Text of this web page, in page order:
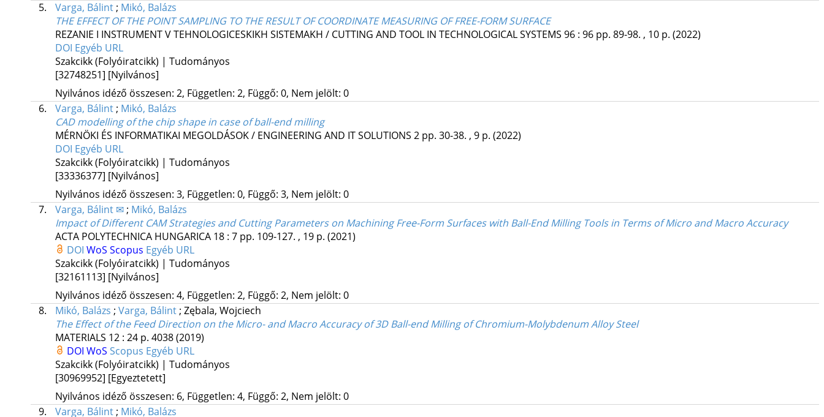
5.
Varga, Bálint; Mikó, Balázs
THE EFFECT OF THE POINT SAMPLING TO THE RESULT OF COORDINATE MEASURING OF FREE-FORM SURFACE
REZANIE I INSTRUMENT V TEHNOLOGICESKIKH SISTEMAKH / CUTTING AND TOOL IN TECHNOLOGICAL SYSTEMS 96: 96 pp. 89-98. , 10 p. (2022)
DOI Egyéb URL
Szakcikk (Folyóiratcikk) | Tudományos
[32748251] [Nyilvános]
Nyilvános idéző összesen: 2, Független: 2, Függő: 0, Nem jelölt: 0
6.
Varga, Bálint; Mikó, Balázs
CAD modelling of the chip shape in case of ball-end milling
MÉRNÖKI ÉS INFORMATIKAI MEGOLDÁSOK / ENGINEERING AND IT SOLUTIONS 2 pp. 30-38. , 9 p. (2022)
DOI Egyéb URL
Szakcikk (Folyóiratcikk) | Tudományos
[33336377] [Nyilvános]
Nyilvános idéző összesen: 3, Független: 0, Függő: 3, Nem jelölt: 0
7.
Varga, Bálint ✉; Mikó, Balázs
Impact of Different CAM Strategies and Cutting Parameters on Machining Free-Form Surfaces with Ball-End Milling Tools in Terms of Micro and Macro Accuracy
ACTA POLYTECHNICA HUNGARICA 18: 7 pp. 109-127. , 19 p. (2021)
DOI WoS Scopus Egyéb URL
Szakcikk (Folyóiratcikk) | Tudományos
[32161113] [Nyilvános]
Nyilvános idéző összesen: 4, Független: 2, Függő: 2, Nem jelölt: 0
8.
Mikó, Balázs ; Varga, Bálint; Zębala, Wojciech
The Effect of the Feed Direction on the Micro- and Macro Accuracy of 3D Ball-end Milling of Chromium-Molybdenum Alloy Steel
MATERIALS 12: 24 p. 4038(2019)
DOI WoS Scopus Egyéb URL
Szakcikk (Folyóiratcikk) | Tudományos
[30969952] [Egyeztetett]
Nyilvános idéző összesen: 6, Független: 4, Függő: 2, Nem jelölt: 0
9.
Varga, Bálint; Mikó, Balázs